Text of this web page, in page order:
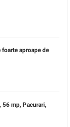
foarte aproape de
56 mp, Pacurari,